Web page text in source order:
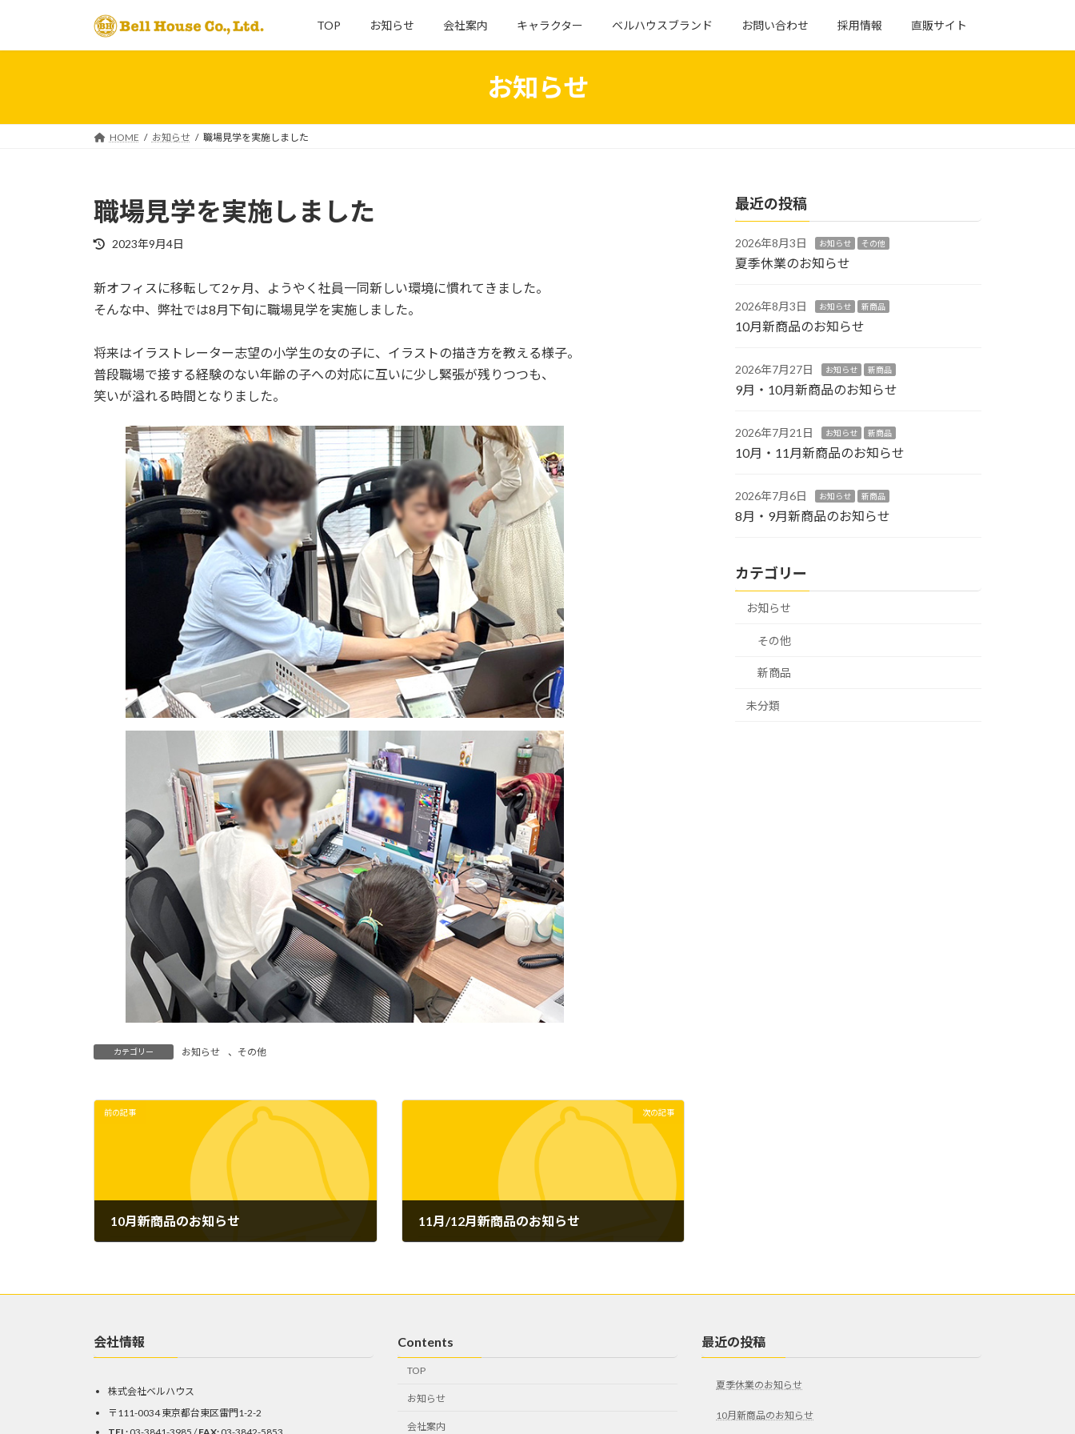
テ
ス
ゲ
ン
TOP お知らせ 会社案内 キャラクター ベルハウスブランド お問い合わせ 採用情報 直販サイト
お知らせ
HOME お知らせ 職場見学を実施しました
職場見学を実施しました
最
新
日
2023年9月4日
新オフィスに移転して2ヶ月、ようやく社員一同新しい環境に慣れてきました。
そんな中、弊社では8月下旬に職場見学を実施しました。
将来はイラストレーター志望の小学生の女の子に、イラストの描き方を教える様子。
普段職場で接する経験のない年齢の子への対応に互いに少し緊張が残りつつも、
笑いが溢れる時間となりました。
カテゴリー お知らせ 、 その他
前の記事
10月新商品のお知らせ
次の記事
11月/12月新商品のお知らせ
最近の投稿
2026年8月3日 お知らせ その他
夏季休業のお知らせ
2026年8月3日 お知らせ 新商品
10月新商品のお知らせ
2026年7月27日 お知らせ 新商品
9月・10月新商品のお知らせ
2026年7月21日 お知らせ 新商品
10月・11月新商品のお知らせ
2026年7月6日 お知らせ 新商品
8月・9月新商品のお知らせ
カテゴリー
お知らせ
その他
新商品
未分類
会社情報
株式会社ベルハウス
〒111-0034 東京都台東区雷門1-2-2
Contents
TOP
お知らせ
会社案内
最近の投稿
夏季休業のお知らせ
10月新商品のお知らせ